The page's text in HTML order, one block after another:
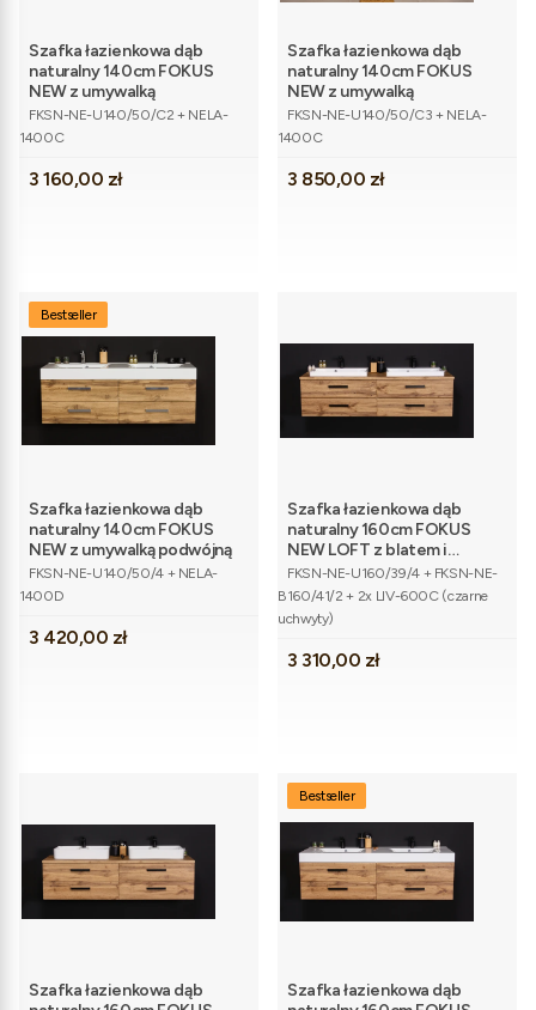
Szafka łazienkowa dąb
naturalny 140cm FOKUS
NEW z umywalką
Kod produktu
FKSN-NE-U140/50/C2 + NELA-
1400C
Cena
3 160,00 zł
Szafka łazienkowa dąb
naturalny 140cm FOKUS
NEW z umywalką
Kod produktu
FKSN-NE-U140/50/C3 + NELA-
1400C
Cena
3 850,00 zł
Bestseller
Szafka łazienkowa dąb
naturalny 140cm FOKUS
NEW z umywalką podwójną
Kod produktu
FKSN-NE-U140/50/4 + NELA-
1400D
Cena
3 420,00 zł
Szafka łazienkowa dąb
naturalny 160cm FOKUS
NEW LOFT z blatem i
dwiema umywalkami
Kod produktu
FKSN-NE-U160/39/4 + FKSN-NE-
B160/41/2 + 2x LIV-600C (czarne
uchwyty)
Cena
3 310,00 zł
Szafka łazienkowa dąb
Bestseller
Szafka łazienkowa dąb